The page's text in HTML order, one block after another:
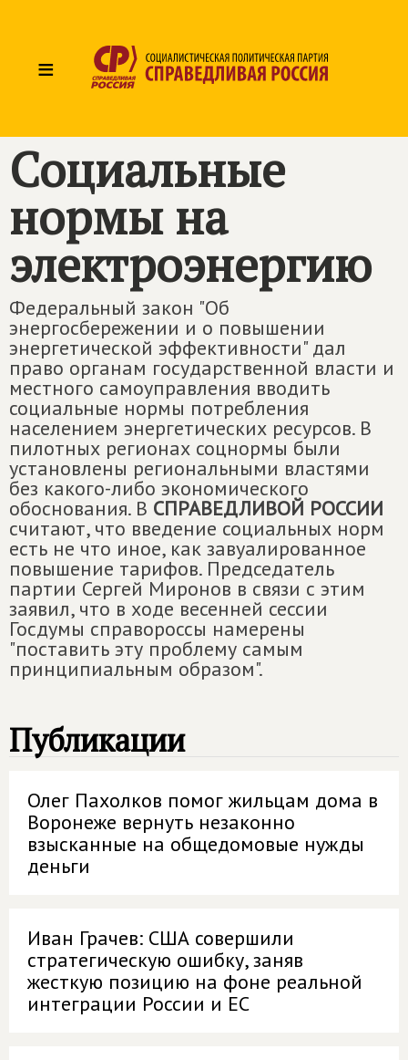
≡
Социальные
нормы на
электроэнергию
Федеральный закон "Об
энергосбережении и о повышении
энергетической эффективности" дал
право органам государственной власти и
местного самоуправления вводить
социальные нормы потребления
населением энергетических ресурсов. В
пилотных регионах соцнормы были
установлены региональными властями
без какого-либо экономического
обоснования. В СПРАВЕДЛИВОЙ РОССИИ
считают, что введение социальных норм
есть не что иное, как завуалированное
повышение тарифов. Председатель
партии Сергей Миронов в связи с этим
заявил, что в ходе весенней сессии
Госдумы справороссы намерены
"поставить эту проблему самым
принципиальным образом".
Публикации
Олег Пахолков помог жильцам дома в
Воронеже вернуть незаконно
взысканные на общедомовые нужды
деньги
Иван Грачев: США совершили
стратегическую ошибку, заняв
жесткую позицию на фоне реальной
интеграции России и ЕС